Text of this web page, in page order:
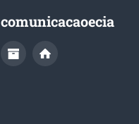
comunicacaoecia